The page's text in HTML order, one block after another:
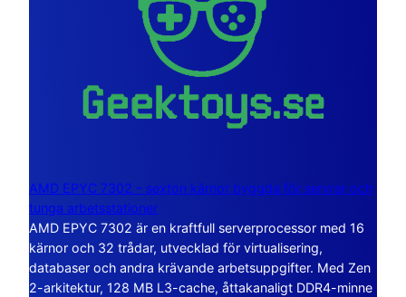
AMD EPYC 7302 – sexton kärnor byggda för servrar och
tunga arbetsstationer
AMD EPYC 7302 är en kraftfull serverprocessor med 16
kärnor och 32 trådar, utvecklad för virtualisering,
databaser och andra krävande arbetsuppgifter. Med Zen
2-arkitektur, 128 MB L3-cache, åttakanaligt DDR4-minne